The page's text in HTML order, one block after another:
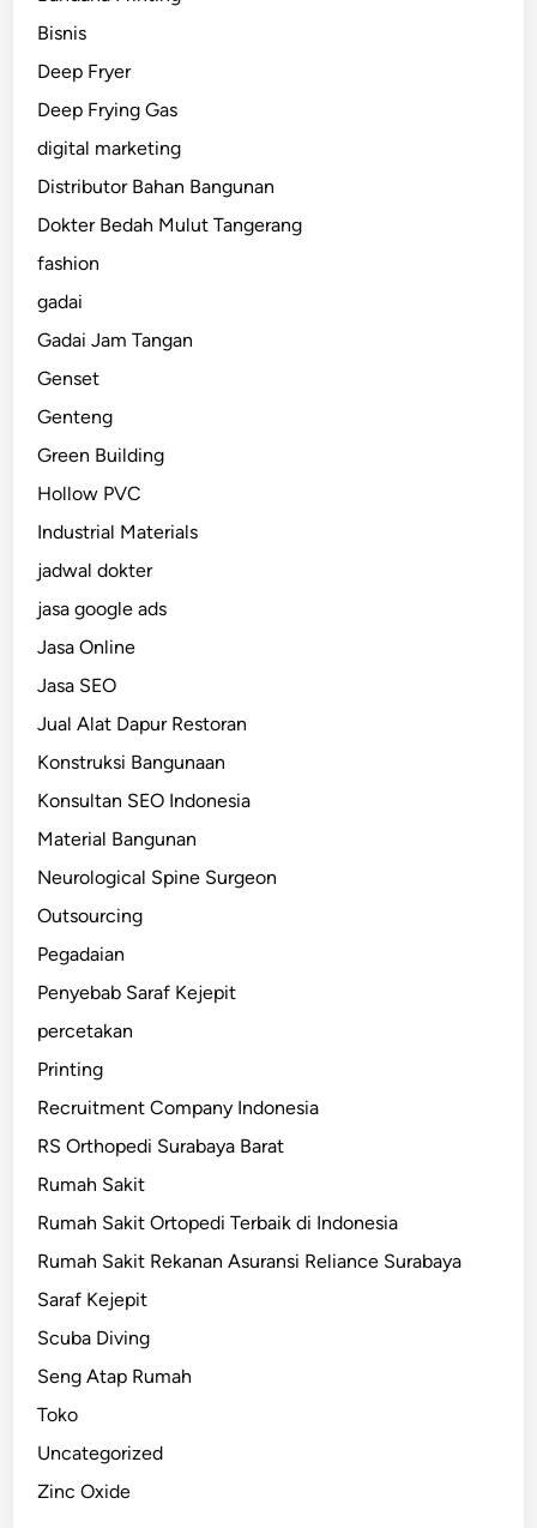
Bisnis
Deep Fryer
Deep Frying Gas
digital marketing
Distributor Bahan Bangunan
Dokter Bedah Mulut Tangerang
fashion
gadai
Gadai Jam Tangan
Genset
Genteng
Green Building
Hollow PVC
Industrial Materials
jadwal dokter
jasa google ads
Jasa Online
Jasa SEO
Jual Alat Dapur Restoran
Konstruksi Bangunaan
Konsultan SEO Indonesia
Material Bangunan
Neurological Spine Surgeon
Outsourcing
Pegadaian
Penyebab Saraf Kejepit
percetakan
Printing
Recruitment Company Indonesia
RS Orthopedi Surabaya Barat
Rumah Sakit
Rumah Sakit Ortopedi Terbaik di Indonesia
Rumah Sakit Rekanan Asuransi Reliance Surabaya
Saraf Kejepit
Scuba Diving
Seng Atap Rumah
Toko
Uncategorized
Zinc Oxide